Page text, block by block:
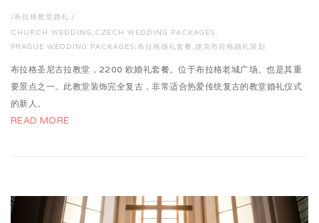
/布拉格教堂婚礼 /
CHURCH WEDDING , CZECH WEDDING PACKAGES,
PRAGUE WEDDING PACKAGES,布拉格婚礼套餐 ,捷克布拉格婚礼策划
布拉格圣尼古拉教堂，2200 欧婚礼套餐。位于布拉格老城广场。也是其重
要景点之一。此教堂装饰完全复古，非常适合热爱传统复古的教堂婚礼仪式
的新人。
READ MORE